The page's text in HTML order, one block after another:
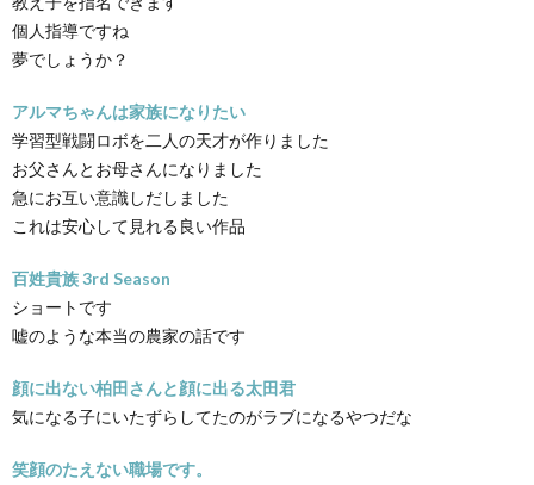
個人指導ですね
夢でしょうか？
アルマちゃんは家族になりたい
学習型戦闘ロボを二人の天才が作りました
お父さんとお母さんになりました
急にお互い意識しだしました
これは安心して見れる良い作品
百姓貴族 3rd Season
ショートです
嘘のような本当の農家の話です
顔に出ない柏田さんと顔に出る太田君
気になる子にいたずらしてたのがラブになるやつだな
笑顔のたえない職場です。